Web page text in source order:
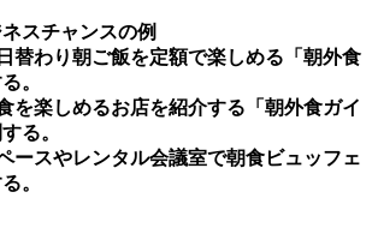
スチャンスの例
替わり朝ご飯を定額で楽しめる「朝外食
。
を楽しめるお店を紹介する「朝外食ガイ
る。
ースやレンタル会議室で朝食ビュッフェ
。